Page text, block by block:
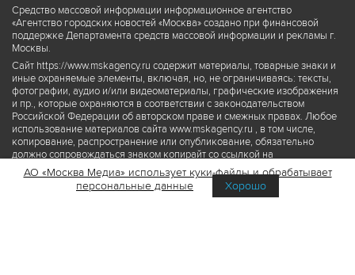
Средство массовой информации информационное агентство
«Агентство городских новостей «Москва» создано при финансовой
поддержке Департамента средств массовой информации и рекламы г.
Москвы.
Сайт https://www.mskagency.ru содержит материалы, товарные знаки и
иные охраняемые элементы, включая, но, не ограничиваясь: тексты,
фотографии, аудио и/или видеоматериалы, графические изображения
и пр., которые охраняются в соответствии с законодательством
Российской Федерации об авторском праве и смежных правах. Любое
использование материалов сайта www.mskagency.ru , в том числе,
копирование, распространение или опубликование, обязательно
должно сопровождаться знаком копирайт со ссылкой на
правообладателя © АО «Москва Медиа», а также гиперссылкой на сайт
www.mskagency.ru как на первоисточник информации. Переработка
материалов сайта www.mskagency.ru не допускается.
АО «Москва Медиа» использует куки-файлы и обрабатывает
персональные данные
Хорошо